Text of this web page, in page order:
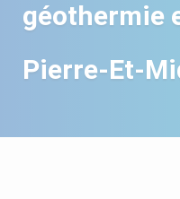
géothermie
Pierre-Et-